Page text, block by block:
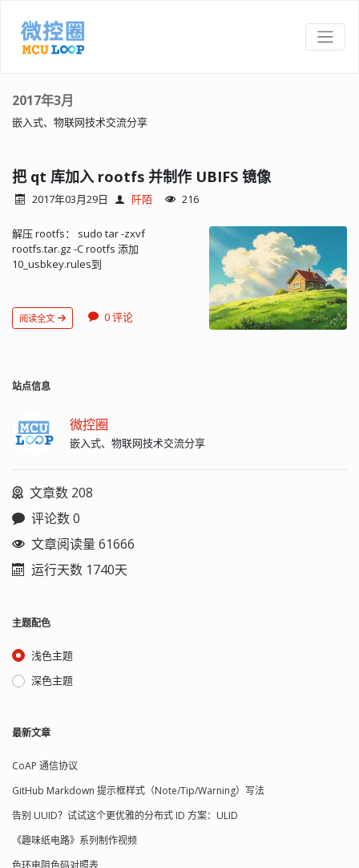
2017年3月
嵌入式、物联网技术交流分享
把 qt 库加入 rootfs 并制作 UBIFS 镜像
2017年03月29日 阡陌 216
解压 rootfs： sudo tar -zxvf
rootfs.tar.gz -C rootfs 添加
10_usbkey.rules到
LD_LIBRARY_PATH=/qtlib 编辑
/etc/inittab，加入：
sudo ./mkfs.ubifs -F -r rootfs -m 2048 -
-o ubi.img -m 2048 -p 128KiB -s 2048 -O
2048 ubinize-256M.cf...
阅读全文 0 评论
站点信息
微控圈
嵌入式、物联网技术交流分享
文章数 208
评论数 0
文章阅读量 61666
运行天数 1740天
主题配色
浅色主题
深色主题
最新文章
CoAP 通信协议
GitHub Markdown 提示框样式（Note/Tip/Warning）写法
告别 UUID？试试这个更优雅的分布式 ID 方案：ULID
《趣味纸电路》系列制作视频
色环电阻色码对照表